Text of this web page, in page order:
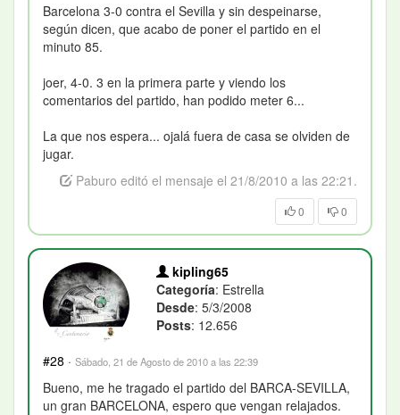
Barcelona 3-0 contra el Sevilla y sin despeinarse,
según dicen, que acabo de poner el partido en el
minuto 85.
joer, 4-0. 3 en la primera parte y viendo los
comentarios del partido, han podido meter 6...
La que nos espera... ojalá fuera de casa se olviden de
jugar.
Paburo editó el mensaje el 21/8/2010 a las 22:21.
0 0
kipling65
Categoría: Estrella
Desde: 5/3/2008
Posts: 12.656
#28 · Sábado, 21 de Agosto de 2010 a las 22:39
Bueno, me he tragado el partido del BARCA-SEVILLA,
un gran BARCELONA, espero que vengan relajados.